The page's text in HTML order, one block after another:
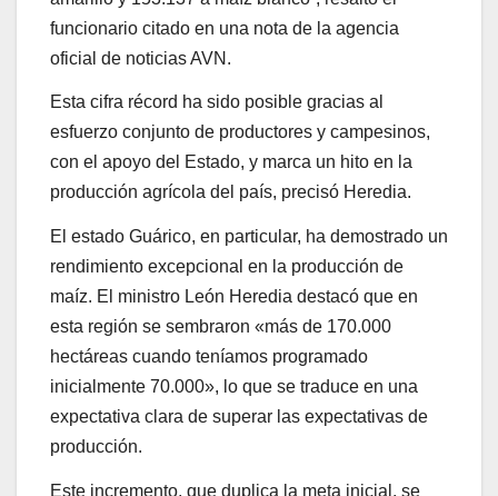
funcionario citado en una nota de la agencia
oficial de noticias AVN.
Esta cifra récord ha sido posible gracias al
esfuerzo conjunto de productores y campesinos,
con el apoyo del Estado, y marca un hito en la
producción agrícola del país, precisó Heredia.
El estado Guárico, en particular, ha demostrado un
rendimiento excepcional en la producción de
maíz. El ministro León Heredia destacó que en
esta región se sembraron «más de 170.000
hectáreas cuando teníamos programado
inicialmente 70.000», lo que se traduce en una
expectativa clara de superar las expectativas de
producción.
Este incremento, que duplica la meta inicial, se